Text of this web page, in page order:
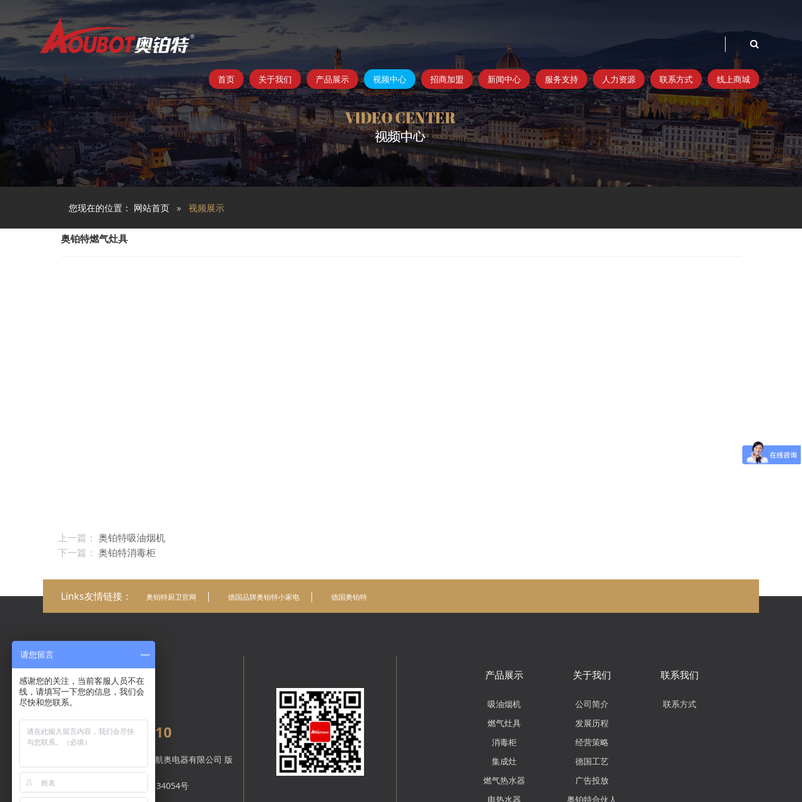
首页 关于我们 产品展示 视频中心 招商加盟 新闻中心 服务支持 人力资源 联系方式 线上商城
您现在的位置： 网站首页 视频展示
奥铂特燃气灶具
上一篇： 奥铂特吸油烟机
下一篇： 奥铂特消毒柜
Links友情链接： 奥铂特厨卫官网 德国品牌奥铂特小家电 德国奥铂特
在线咨询
400-1616-610
Copyright © 中山市航奥电器有限公司 版
权所有.
粤ICP备17134054号
技术支持：顺的网络
产品展示
吸油烟机
燃气灶具
消毒柜
集成灶
燃气热水器
电热水器
关于我们
公司简介
发展历程
经营策略
德国工艺
广告投放
奥铂特合伙人
联系我们
联系方式
请您留言
感谢您的关注，当前客服人员不在
线，请填写一下您的信息，我们会
尽快和您联系。